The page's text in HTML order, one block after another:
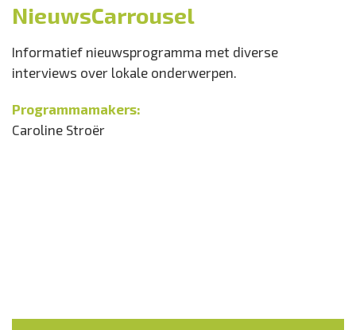
NieuwsCarrousel
Informatief nieuwsprogramma met diverse
interviews over lokale onderwerpen.
Programmamakers:
Caroline Stroër